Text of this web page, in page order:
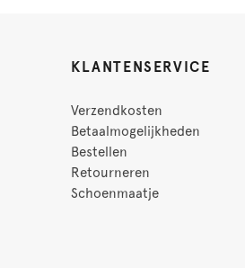
KLANTENSERVICE
Verzendkosten
Betaalmogelijkheden
Bestellen
Retourneren
Schoenmaatje